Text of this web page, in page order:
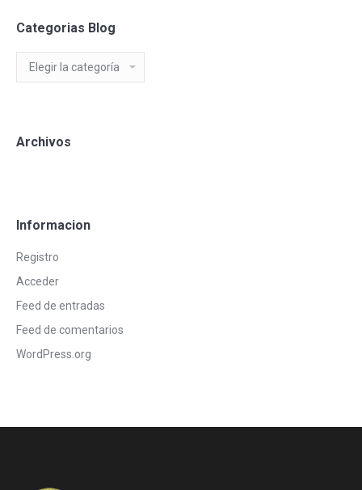
Categorias Blog
Categorias
Blog
Archivos
Informacion
Registro
Acceder
Feed de entradas
Feed de comentarios
WordPress.org